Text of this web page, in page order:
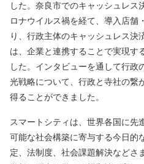
した。奈良市でのキャッシュレス
ロナウイルス禍を経て、導入店舗
り、行政主体のキャッシュレス決
は、企業と連携することで実現す
した。インタビューを通して行政
光戦略について、行政と寺社の繋
得ることができました。
スマートシティは、世界各国に先
可能な社会構築に寄与する今日的
定、法制度、社会課題解決などさ